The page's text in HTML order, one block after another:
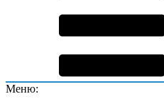
Меню: